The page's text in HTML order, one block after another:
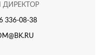
336-08-38